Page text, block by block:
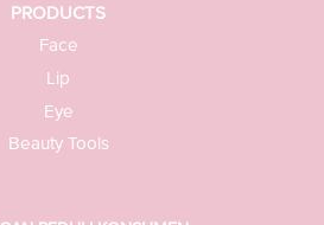
PRODUCTS
Face
Lip
Eye
Beauty Tools